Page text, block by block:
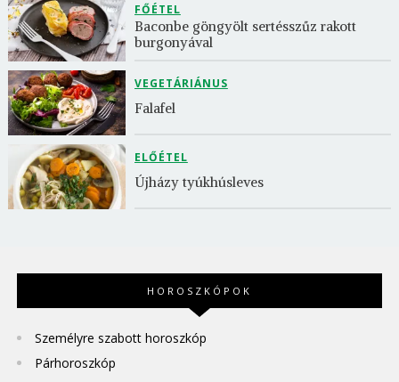
FŐÉTEL
Baconbe göngyölt sertésszűz rakott
burgonyával
VEGETÁRIÁNUS
Falafel
ELŐÉTEL
Újházy tyúkhúsleves
HOROSZKÓPOK
Személyre szabott horoszkóp
Párhoroszkóp